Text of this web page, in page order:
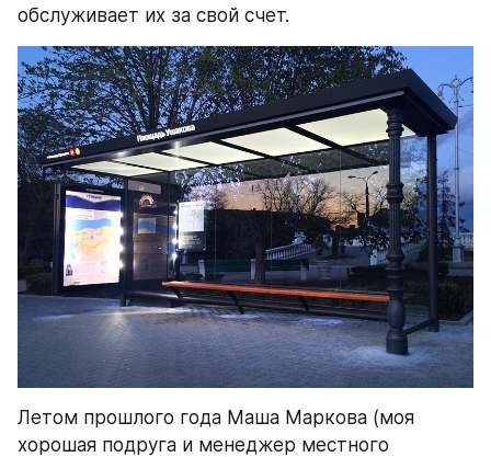
обслуживает их за свой счет.
Летом прошлого года Маша Маркова (моя
хорошая подруга и менеджер местного